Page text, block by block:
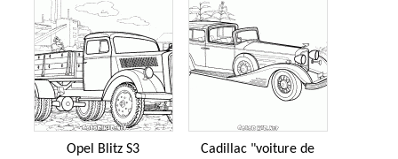
Opel Blitz S3
Cadillac "voiture de